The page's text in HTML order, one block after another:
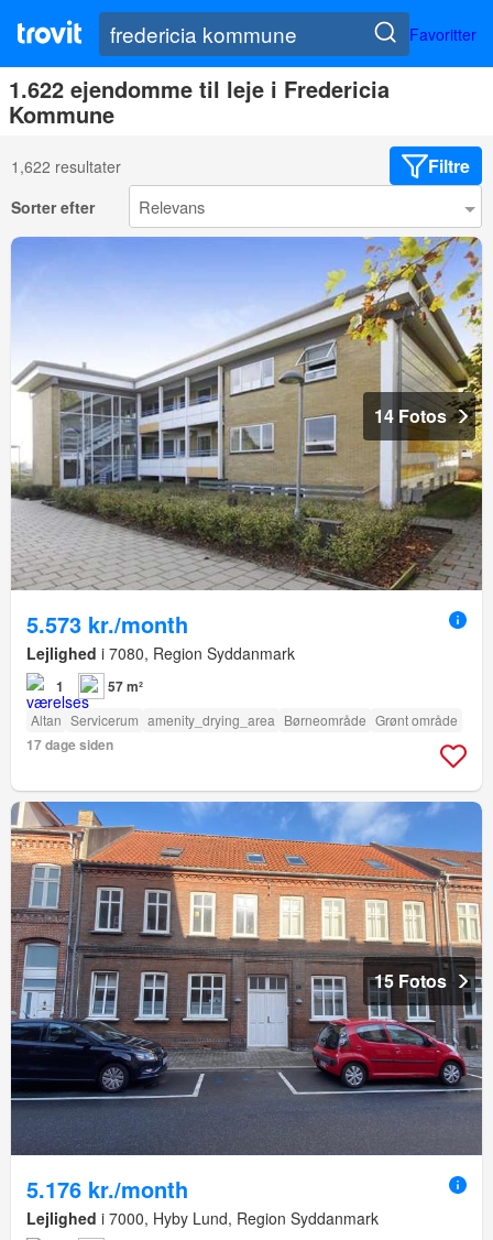
Favoritter
1.622 ejendomme til leje i Fredericia
Kommune
1,622 resultater Filtre
Sorter efter
14 Fotos
5.573 kr./month
Lejlighed i 7080, Region Syddanmark
1 57 m²
Altan Servicerum amenity_drying_area Børneområde Grønt område
17 dage siden
15 Fotos
5.176 kr./month
Lejlighed i 7000, Hyby Lund, Region Syddanmark